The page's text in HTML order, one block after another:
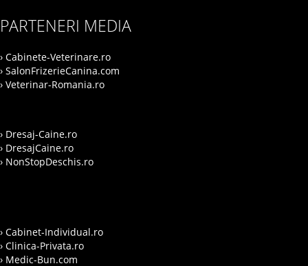
PARTENERI MEDIA
› Cabinete-Veterinare.ro
› SalonFrizerieCanina.com
› Veterinar-Romania.ro
› Dresaj-Caine.ro
› DresajCaine.ro
› NonStopDeschis.ro
› Cabinet-Individual.ro
› Clinica-Privata.ro
› Medic-Bun.com